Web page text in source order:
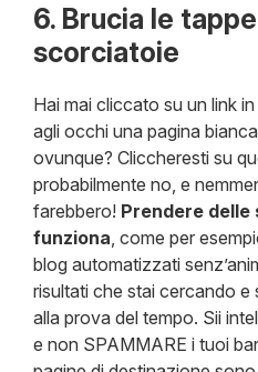
6. Brucia le
scorciatoie
Hai mai cliccato su un link
agli occhi una pagina
ovunque? Cliccheresti su
probabilmente no, e
farebbero! Prendere
funziona , come per
blog automatizzati
risultati che stai cercando e
alla prova del tempo. Sii
e non SPAMMARE i tuoi